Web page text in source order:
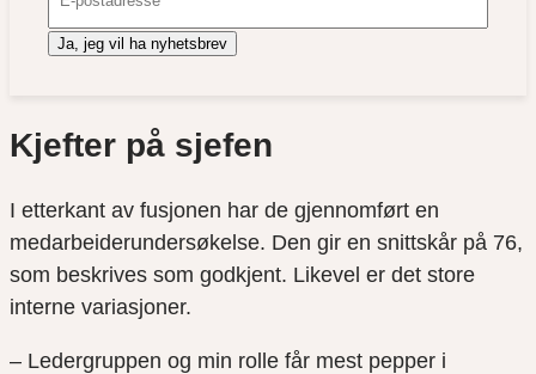
Ja, jeg vil ha nyhetsbrev
Kjefter på sjefen
I etterkant av fusjonen har de gjennomført en
medarbeiderundersøkelse. Den gir en snittskår på 76,
som beskrives som godkjent. Likevel er det store
interne variasjoner.
– Ledergruppen og min rolle får mest pepper i